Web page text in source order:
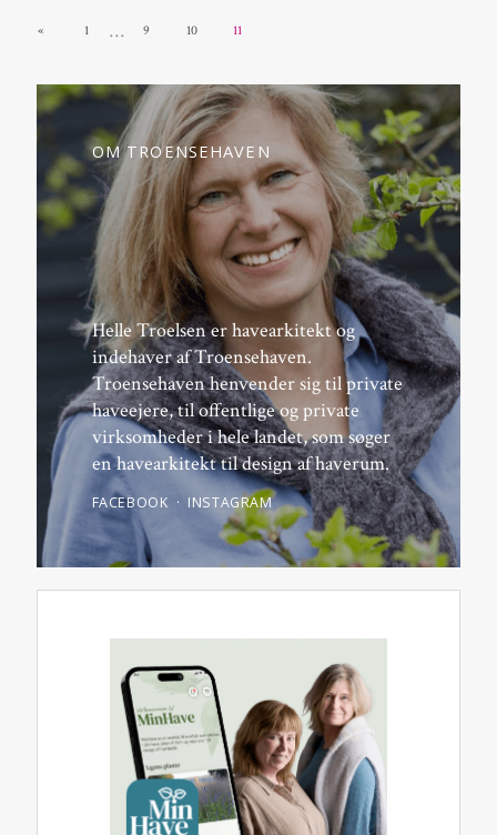
« 1 … 9 10 11
OM TROENSEHAVEN
Helle Troelsen er havearkitekt og
indehaver af Troensehaven.
Troensehaven henvender sig til private
haveejere, til offentlige og private
virksomheder i hele landet, som søger
en havearkitekt til design af haverum.
FACEBOOK INSTAGRAM